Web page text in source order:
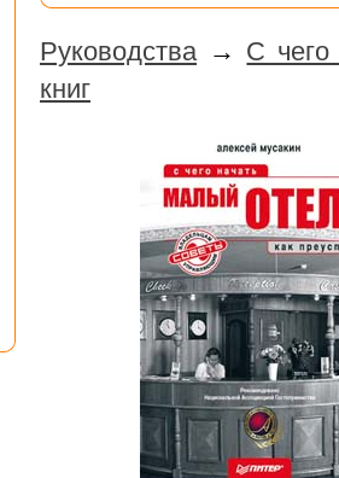
Руководства → С чего
книг